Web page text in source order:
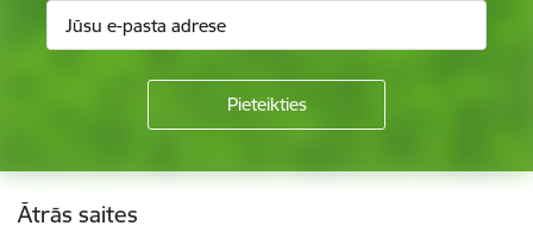
Kājene
Ātrās saites